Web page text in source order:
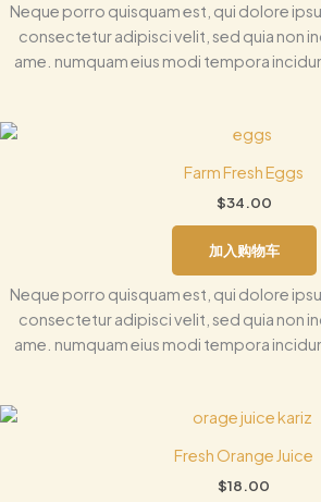
Neque porro quisquam est, qui dolore
consectetur adipisci velit, sed quia non
ame. numquam eius modi tempora
Farm Fresh Eggs
$34.00
加入购物车
Neque porro quisquam est, qui dolore
consectetur adipisci velit, sed quia non
ame. numquam eius modi tempora
Fresh Orange Juice
$18.00